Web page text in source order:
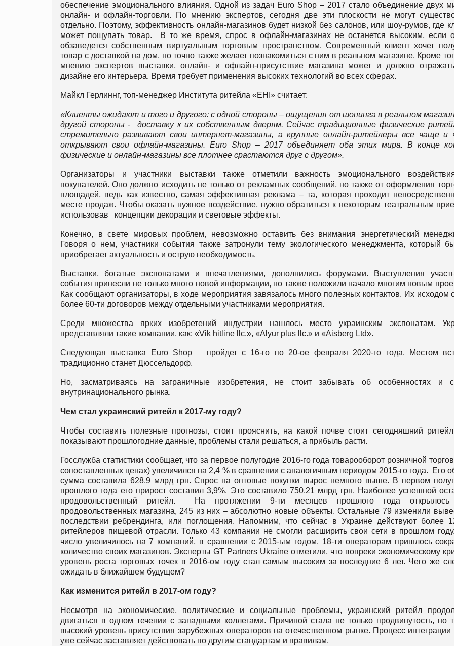
обеспечение эмоционального влияния. Одной из задач Euro Shop – 2017 стало объединение двух
онлайн- и офлайн-торговли. По мнению экспертов, сегодня две эти плоскости не могут
отдельно. Поэтому, эффективность онлайн-магазинов будет низкой без салонов, или шоу-румов, где
может пощупать товар. В то же время, спрос в офлайн-магазинах не останется высоким, если
обзаведется собственным виртуальным торговым пространством. Современный клиент хочет
товар с доставкой на дом, но точно также желает познакомиться с ним в реальном магазине. Кроме
мнению экспертов выставки, онлайн- и офлайн-присутствие магазина может и должно
дизайне его интерьера. Время требует применения высоких технологий во всех сферах.
Майкл Герлиннг, топ-менеджер Института ритейла «EHI» считает:
«Клиенты ожидают и того и другого: с одной стороны – ощущения от шопинга в реальном
другой стороны - доставку к их собственным дверям. Сейчас традиционные физические
стремительно развивают свои интернет-магазины, а крупные онлайн-ритейлеры все чаще и
открывают свои офлайн-магазины. Euro Shop – 2017объединяет оба этих мира. В конце
физические и онлайн-магазины все плотнее срастаются друг с другом».
Организаторы и участники выставки также отметили важность эмоционального
покупателей. Оно должно исходить не только от рекламных сообщений, но также от оформления
площадей, ведь как известно, самая эффективная реклама – та, которая проходит
месте продаж. Чтобы оказать нужное воздействие, нужно обратиться к некоторым театральным
использовав концепции декорации и световые эффекты.
Конечно, в свете мировых проблем, невозможно оставить без внимания энергетический
Говоря о нем, участники события также затронули тему экологического менеджмента, который
приобретает актуальность и острую необходимость.
Выставки, богатые экспонатами и впечатлениями, дополнились форумами. Выступления
события принесли не только много новой информации, но также положили начало многим новым
Как сообщают организаторы, в ходе мероприятия завязалось много полезных контактов. Их исходом
более 60-ти договоров между отдельными участниками мероприятия.
Среди множества ярких изобретений индустрии нашлось место украинским экспонатам.
представляли такие компании, как: «Vik hitline llc.», «Alyur plus llc.» и «Aisberg Ltd».
Следующая выставка Euro Shop пройдет с 16-го по 20-ое февраля 2020-го года. Местом
традиционно станет Дюссельдорф.
Но, засматриваясь на заграничные изобретения, не стоит забывать об особенностях и
внутринационального рынка.
Чем стал украинский ритейл к 2017-му году?
Чтобы составить полезные прогнозы, стоит прояснить, на какой почве стоит сегодняшний
показывают прошлогодние данные, проблемы стали решаться, а прибыль расти.
Госслужба статистики сообщает, что за первое полугодие 2016-го года товарооборот розничной
сопоставленных ценах) увеличился на 2,4 % в сравнении с аналогичным периодом 2015-го года. Его
сумма составила 628,9 млрд грн. Спрос на оптовые покупки вырос немного выше. В первом
прошлого года его прирост составил 3,9%. Это составило 750,21 млрд грн. Наиболее успешной
продовольственный ритейл. На протяжении 9-ти месяцев прошлого года
продовольственных магазина, 245 из них – абсолютно новые объекты. Остальные 79 изменили
последствии ребрендинга, или поглощения. Напомним, что сейчас в Украине действуют более
ритейлеров пищевой отрасли. Только 43 компании не смогли расширить свои сети в прошлом
число увеличилось на 7 компаний, в сравнении с 2015-ым годом. 18-ти операторам пришлось
количество своих магазинов. Эксперты GT Partners Ukraine отметили, что вопреки экономическому
уровень роста торговых точек в 2016-ом году стал самым высоким за последние 6 лет. Чего же
ожидать в ближайшем будущем?
Как изменится ритейл в 2017-ом году?
Несмотря на экономические, политические и социальные проблемы, украинский ритейл
двигаться в одном течении с западными коллегами. Причиной стала не только продвинутость, но
высокий уровень присутствия зарубежных операторов на отечественном рынке. Процесс
уже сейчас заставляет действовать по другим стандартам и правилам.